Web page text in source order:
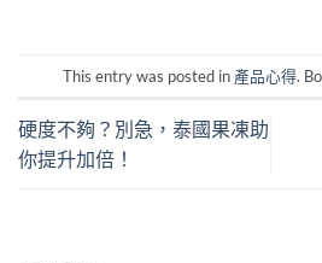
This entry was posted in 產品心得.
硬度不夠？別急，泰國果凍助
你提升加倍！